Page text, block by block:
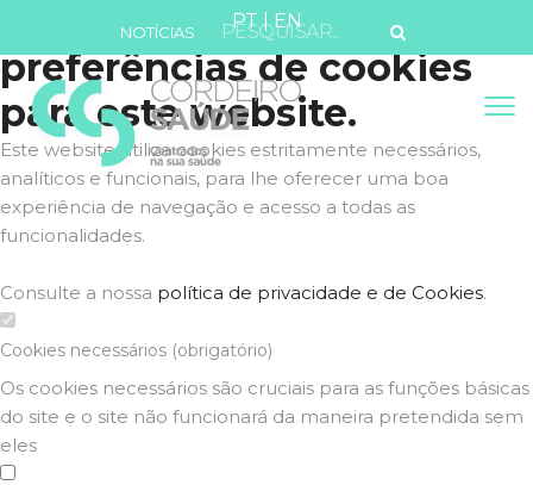
Defina as suas
preferências de cookies
para este website.
Este website utiliza cookies estritamente necessários,
analíticos e funcionais, para lhe oferecer uma boa
experiência de navegação e acesso a todas as
funcionalidades.
Consulte a nossa política de privacidade e de Cookies.
Cookies necessários (obrigatório)
Os cookies necessários são cruciais para as funções básicas
do site e o site não funcionará da maneira pretendida sem
eles
PT| EN
NOTÍCIAS